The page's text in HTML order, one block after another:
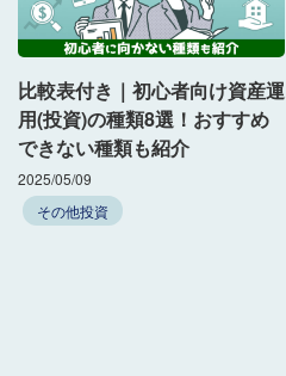
比較表付き｜初心者向け資産運
用(投資)の種類8選！おすすめ
できない種類も紹介
2025/05/09
その他投資